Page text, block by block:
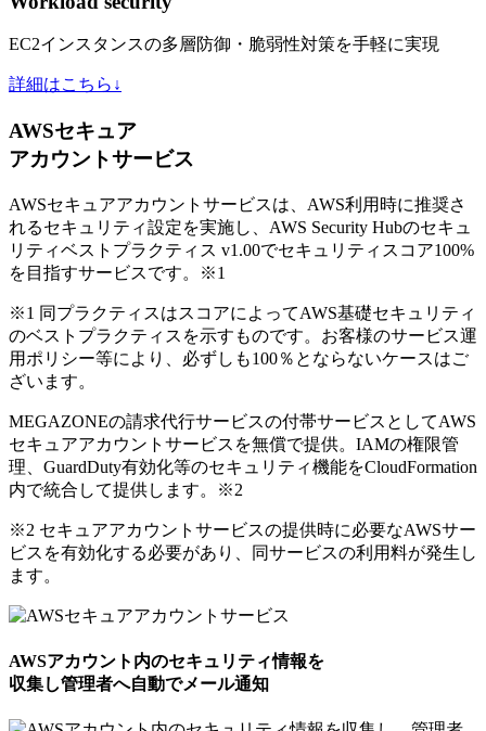
EC2インスタンスの多層防御・脆弱性対策を手軽に実現
詳細はこちら↓
AWSセキュア
アカウントサービス
AWSセキュアアカウントサービスは、AWS利用時に推奨さ
れるセキュリティ設定を実施し、AWS Security Hubのセキュ
リティベストプラクティス v1.00でセキュリティスコア100%
を目指すサービスです。
※1
※1 同プラクティスはスコアによってAWS基礎セキュリティ
のベストプラクティスを示すものです。お客様のサービス運
用ポリシー等により、必ずしも100％とならないケースはご
ざいます。
MEGAZONEの請求代行サービスの付帯サービスとしてAWS
セキュアアカウントサービスを無償で提供。IAMの権限管
理、GuardDuty有効化等のセキュリティ機能をCloudFormation
内で統合して提供します。
※2
※2 セキュアアカウントサービスの提供時に必要なAWSサー
ビスを有効化する必要があり、同サービスの利用料が発生し
ます。
AWSアカウント内のセキュリティ情報を
収集し管理者へ自動でメール通知